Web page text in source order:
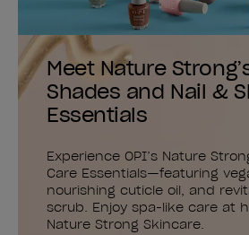
Meet Nature
Shades and Nail &
Essentials
Experience OPI’s Nature
Care Essentials—featuring
nourishing cuticle oil, and
scrub. Enjoy spa-like care at
Nature Strong Skincare.